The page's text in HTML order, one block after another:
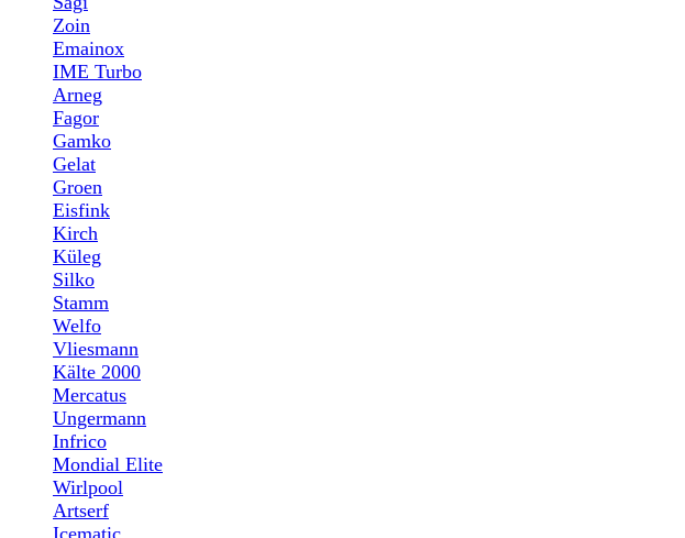
Zoin
Emainox
IME Turbo
Arneg
Fagor
Gamko
Gelat
Groen
Eisfink
Kirch
Küleg
Silko
Stamm
Welfo
Vliesmann
Kälte 2000
Mercatus
Ungermann
Infrico
Mondial Elite
Wirlpool
Artserf
Icematic